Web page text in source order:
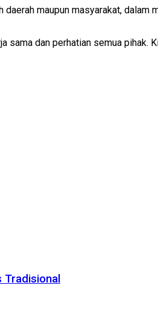
maupun masyarakat,
sama dan perhatian semua
Tradisional